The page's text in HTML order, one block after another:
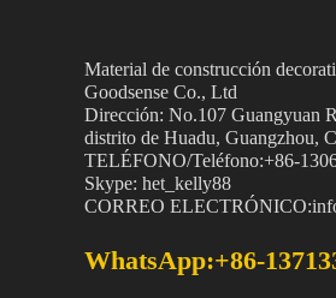
Material de construcción
Goodsense Co., Ltd
Dirección: No.107 Guangyuan
distrito de Huadu, Guangzhou,
TELÉFONO/Teléfono:+86-
Skype: het_kelly88
CORREO
WhatsApp:+86-